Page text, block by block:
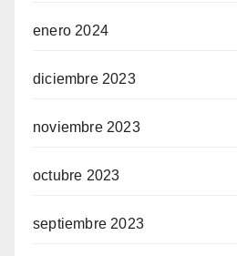
enero 2024
diciembre 2023
noviembre 2023
octubre 2023
septiembre 2023